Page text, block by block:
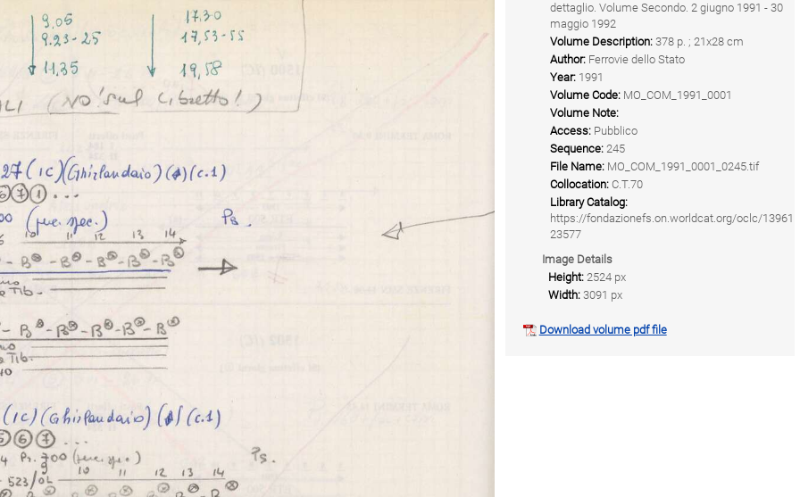
dettaglio. Volume Secondo. 2 giugno 1991 - 30
maggio 1992
Volume Description: 378 p. ; 21x28 cm
Author: Ferrovie dello Stato
Year: 1991
Volume Code: MO_COM_1991_0001
Volume Note:
Access: Pubblico
Sequence: 245
File Name: MO_COM_1991_0001_0245.tif
Collocation: C.T.70
Library Catalog:
https://fondazionefs.on.worldcat.org/oclc/13961
23577
Image Details
Height: 2524 px
Width: 3091 px
Download volume pdf file